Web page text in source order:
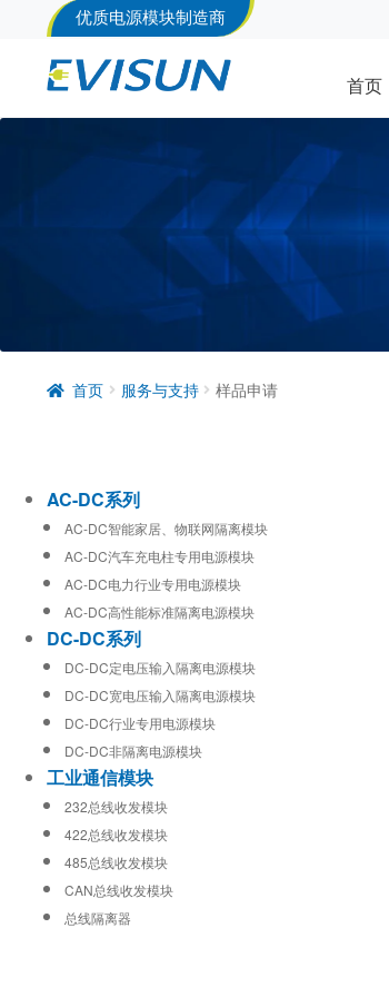
优质电源模块制造商
首页
首页 服务与支持 样品申请
AC-DC系列
AC-DC智能家居、物联网隔离模块
AC-DC汽车充电柱专用电源模块
AC-DC电力行业专用电源模块
AC-DC高性能标准隔离电源模块
DC-DC系列
DC-DC定电压输入隔离电源模块
DC-DC宽电压输入隔离电源模块
DC-DC行业专用电源模块
DC-DC非隔离电源模块
工业通信模块
232总线收发模块
422总线收发模块
485总线收发模块
CAN总线收发模块
总线隔离器